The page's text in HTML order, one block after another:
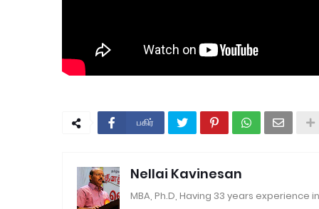
பகிர்
Nellai Kavinesan
MBA, Ph.D, Having 33 years